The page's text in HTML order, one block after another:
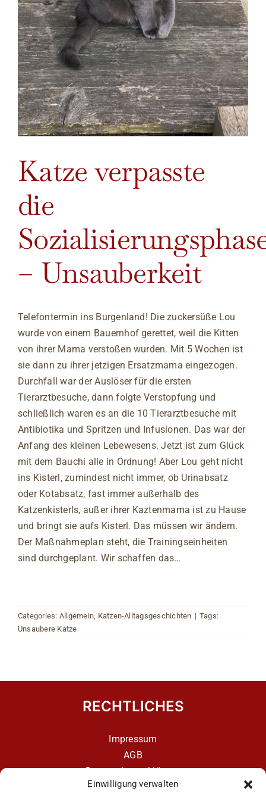
Einwilligung verwalten
Katze verpasste
die
– Unsauberkeit
Telefontermin ins Burgenland! Die zuckersüße Lou
wurde von einem Bauernhof gerettet, weil die Kitten
von ihrer Mama verstoßen wurden. Mit 5 Wochen ist
sie dann zu ihrer jetzigen Ersatzmama eingezogen.
Durchfall war der Auslöser für die ersten
Tierarztbesuche, dann folgte Verstopfung und
schließlich waren es an die 10 Tierarztbesuche mit
Antibiotika und Spritzen und Infusionen. Das war der
Anfang des kleinen Lebewesens. Jetzt ist zum Glück
mit dem Bauchi alle in Ordnung! Aber Lou geht nicht
ins Kisterl, zumindest nicht immer, ob Urinabsatz
oder Kotabsatz, fast immer außerhalb des
Katzenkisterls, außer ihrer Kaztenmama ist zu Hause
und bringt sie aufs Kisterl. Das müssen wir ändern.
Der Maßnahmeplan steht, die Trainingseinheiten
sind durchgeplant. Wir schaffen das…
Categories: Allgemein, Katzen-Alltagsgeschichten | Tags:
Unsaubere Katze
RECHTLICHES
Impressum
AGB
Datenschutzerklärung
Datenschutzerklärung – aCATemy Katzentraining